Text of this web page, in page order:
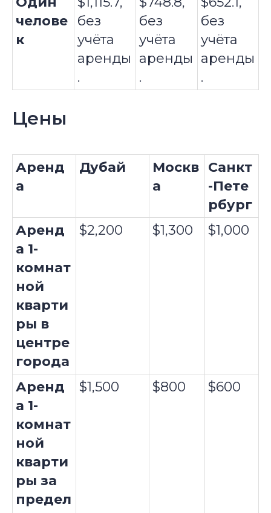
челове
к
без
учёта
аренды
.
без
учёта
аренды
.
без
учёта
аренды
.
Цены
Аренд
а
Дубай
Москв
а
Санкт
-Пете
рбург
Аренд
а 1-
комнат
ной
кварти
ры в
центре
города
$2,200 $1,300 $1,000
Аренд
а 1-
комнат
ной
кварти
ры за
предел
$1,500 $800 $600